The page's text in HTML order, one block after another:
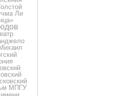
Ли
Михаил
МПГУ